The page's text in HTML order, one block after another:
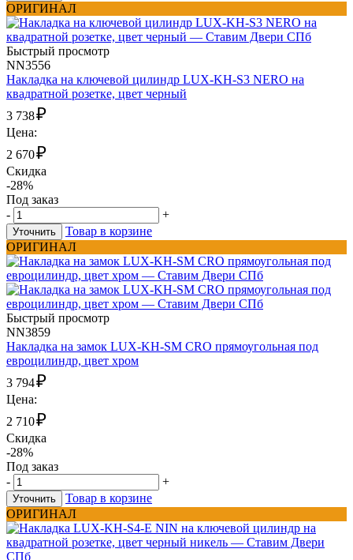
ОРИГИНАЛ
Быстрый просмотр
NN3556
Накладка на ключевой цилиндр LUX-KH-S3 NERO на
квадратной розетке, цвет черный
3 738₽
Цена:
2 670₽
Скидка
-28%
Под заказ
-
+
Уточнить
Товар в корзине
ОРИГИНАЛ
Быстрый просмотр
NN3859
Накладка на замок LUX-KH-SM CRO прямоугольная под
евроцилиндр, цвет хром
3 794₽
Цена:
2 710₽
Скидка
-28%
Под заказ
-
+
Уточнить
Товар в корзине
ОРИГИНАЛ